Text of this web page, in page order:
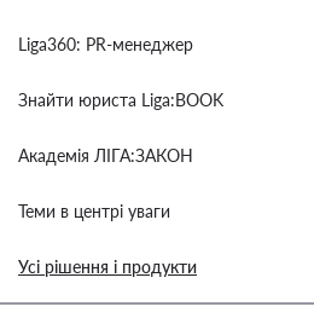
Liga360: PR-менеджер
Знайти юриста Liga:BOOK
Академія ЛІГА:ЗАКОН
Теми в центрі уваги
Усі рішення і продукти